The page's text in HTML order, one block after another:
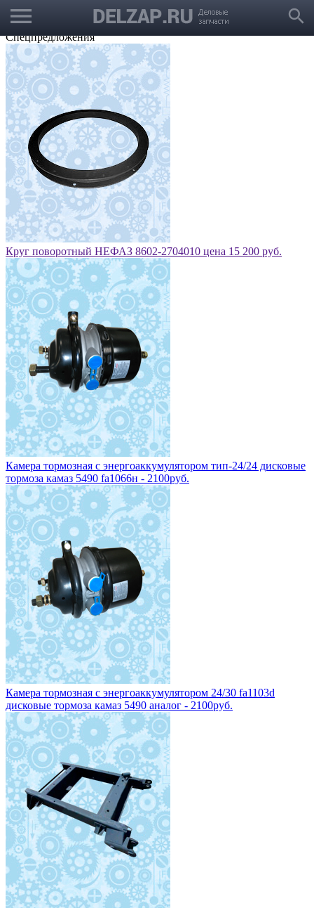
menu search
Выбрать город
Корзина
Заказать звонок
Спецпредложения
Круг поворотный НЕФАЗ 8602-2704010 цена 15 200 руб.
Камера тормозная с энергоаккумулятором тип-24/24 дисковые
тормоза камаз 5490 fa1066н - 2100руб.
Камера тормозная с энергоаккумулятором 24/30 fa1103d
дисковые тормоза камаз 5490 аналог - 2100руб.